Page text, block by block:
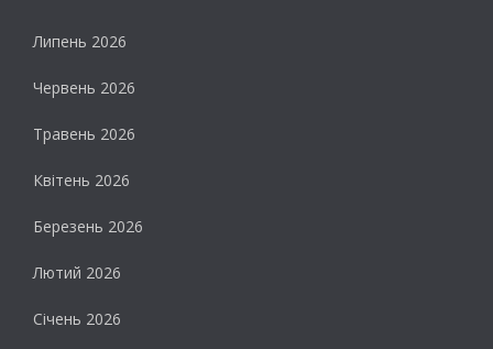
Липень 2026
Червень 2026
Травень 2026
Квітень 2026
Березень 2026
Лютий 2026
Січень 2026